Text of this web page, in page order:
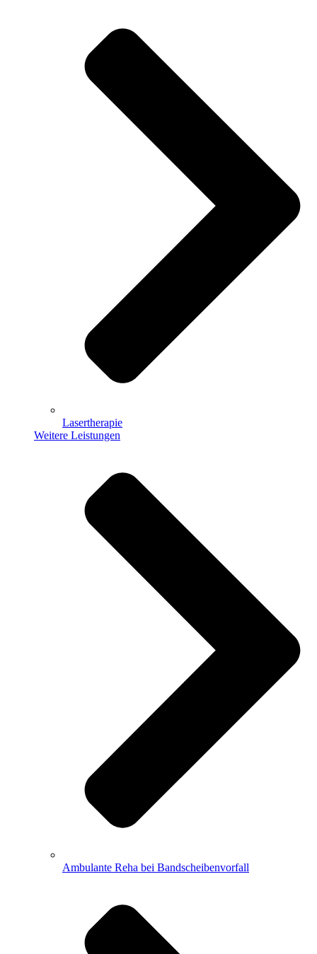
Lasertherapie
Weitere Leistungen
Ambulante Reha bei Bandscheibenvorfall